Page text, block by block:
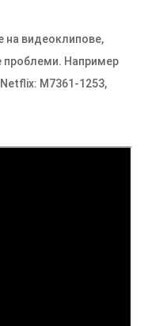
на видеоклипове,
проблеми. Например
M7361-1253,